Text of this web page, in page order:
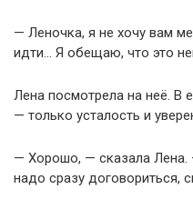
— Леночка, я не хочу вам
идти… Я обещаю, что это
Лена посмотрела на неё. В
— только усталость и
— Хорошо, — сказала Лена.
надо сразу договориться,